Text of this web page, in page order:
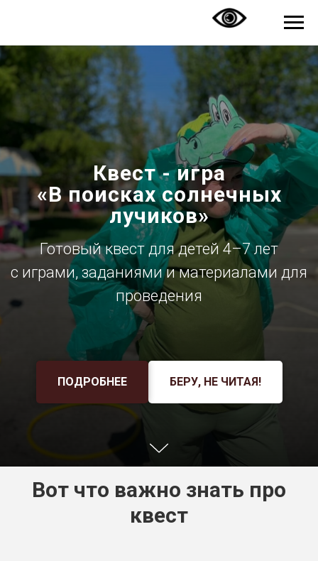
Квест - игра
«В поисках солнечных
лучиков»
Готовый квест для детей 4–7 лет
с играми, заданиями и материалами для
проведения
ПОДРОБНЕЕ БЕРУ, НЕ ЧИТАЯ!
Вот что важно знать про
квест